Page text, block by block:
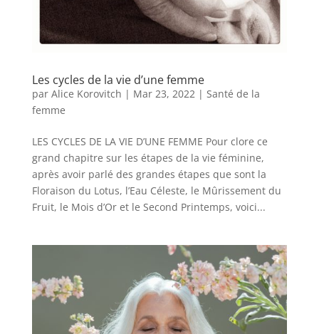
Les cycles de la vie d’une femme
par Alice Korovitch | Mar 23, 2022| Santé de la
femme
LES CYCLES DE LA VIE D’UNE FEMME Pour clore ce
grand chapitre sur les étapes de la vie féminine,
après avoir parlé des grandes étapes que sont la
Floraison du Lotus, l’Eau Céleste, le Mûrissement du
Fruit, le Mois d’Or et le Second Printemps, voici...